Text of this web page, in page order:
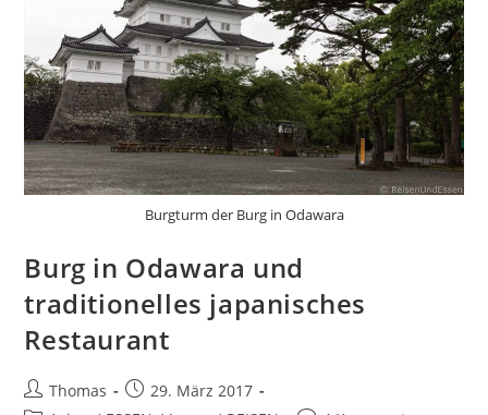
Burgturm der Burg in Odawara
Burg in Odawara und
traditionelles japanisches
Restaurant
Beitrags-
Thomas
Beitrag29. März 2017